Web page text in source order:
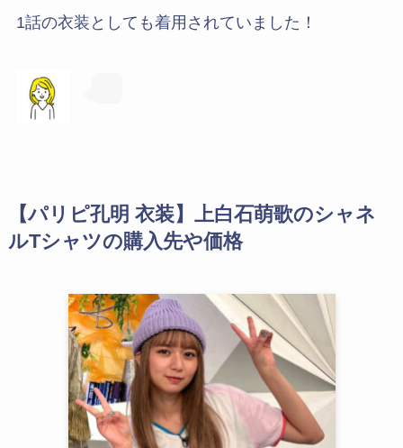
1話の衣装としても着用されていました！
【パリピ孔明 衣装】上白石萌歌のシャネ
ルTシャツの購入先や価格